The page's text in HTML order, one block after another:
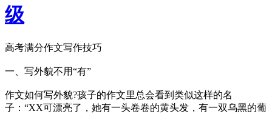
级
高考满分作文写作技巧
一、写外貌不用“有”
作文如何写外貌?孩子的作文里总会看到类似这样的名
子：“XX可漂亮了，她有一头卷卷的黄头发，有一双乌黑的葡